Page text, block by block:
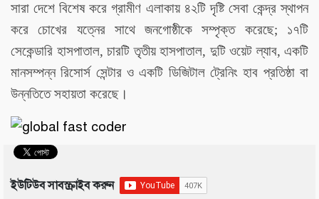
সারা দেশে বিশেষ করে গ্রামীণ এলাকায় ৪২টি দৃষ্টি সেবা কেন্দ্র স্থাপন
করে চোখের যত্নের সাথে জনগোষ্ঠীকে সম্পৃক্ত করেছে; ১৭টি
সেকেন্ডারি হাসপাতাল, চারটি তৃতীয় হাসপাতাল, দুটি ওয়েট ল্যাব, একটি
মানসম্পন্ন রিসোর্স সেন্টার ও একটি ডিজিটাল ট্রেনিং হাব প্রতিষ্ঠা বা
উন্নতিতে সহায়তা করেছে।
ইউটিউব সাবস্ক্রাইব করুন